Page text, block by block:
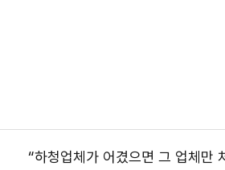
“하청업체가 어겼으면 그 업체만